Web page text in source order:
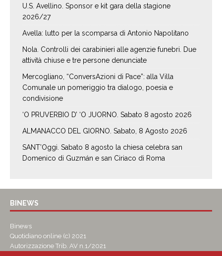
U.S. Avellino. Sponsor e kit gara della stagione
2026/27
Avella: lutto per la scomparsa di Antonio Napolitano
Nola. Controlli dei carabinieri alle agenzie funebri. Due
attività chiuse e tre persone denunciate
Mercogliano, “ConversAzioni di Pace”: alla Villa
Comunale un pomeriggio tra dialogo, poesia e
condivisione
‘O PRUVERBIO D’ ‘O JUORNO. Sabato 8 agosto 2026
ALMANACCO DEL GIORNO. Sabato, 8 Agosto 2026
SANT’Oggi. Sabato 8 agosto la chiesa celebra san
Domenico di Guzmán e san Ciriaco di Roma
BINEWS
Binews
Quotidiano online (c) 2021
Autorizzazione Trib. AV n.1/2021